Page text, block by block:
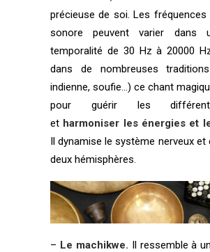
précieuse de soi. Les
sonore peuvent varier dans
temporalité de 30 Hz à 20000
dans de nombreuses
indienne, soufie…) ce chant
pour guérir les
et harmoniser les énergies et
Il dynamise le système nerveux et
deux hémisphères.
– Le machikwe. Il ressemble à